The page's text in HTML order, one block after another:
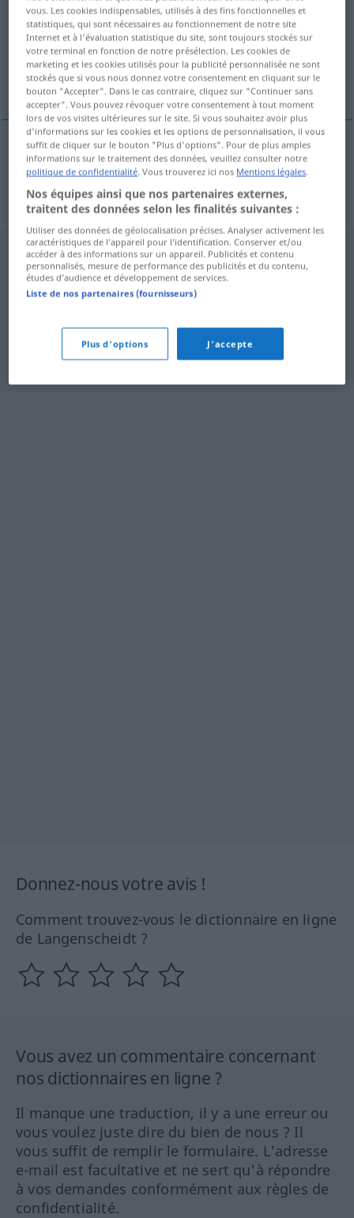
Vue d'ensemble de toutes les traductions
(Pour plus d'informations, cliquez sur/touchez la traduction)
Ironie
Ironief ironie
Donnez-nous votre avis !
Comment trouvez-vous le dictionnaire en ligne
de Langenscheidt ?
Vous avez un commentaire concernant
nos dictionnaires en ligne ?
Il manque une traduction, il y a une erreur ou
vous voulez juste dire du bien de nous ? Il
vous suffit de remplir le formulaire. L'adresse
e-mail est facultative et ne sert qu'à répondre
à vos demandes conformément aux règles de
confidentialité.
vous. Les cookies indispensables, utilisés à des fins fonctionnelles et
statistiques, qui sont nécessaires au fonctionnement de notre site
Internet et à l'évaluation statistique du site, sont toujours stockés sur
votre terminal en fonction de notre présélection. Les cookies de
marketing et les cookies utilisés pour la publicité personnalisée ne sont
stockés que si vous nous donnez votre consentement en cliquant sur le
bouton "Accepter". Dans le cas contraire, cliquez sur "Continuer sans
accepter". Vous pouvez révoquer votre consentement à tout moment
lors de vos visites ultérieures sur le site. Si vous souhaitez avoir plus
d'informations sur les cookies et les options de personnalisation, il vous
suffit de cliquer sur le bouton "Plus d'options". Pour de plus amples
informations sur le traitement des données, veuillez consulter notre
politique de confidentialité . Vous trouverez ici nos Mentions légales
Nos équipes ainsi que nos partenaires externes,
traitent des données selon les finalités suivantes :
Utiliser des données de géolocalisation précises. Analyser activement les
caractéristiques de l’appareil pour l’identification. Conserver et/ou
accéder à des informations sur un appareil. Publicités et contenu
personnalisés, mesure de performance des publicités et du contenu,
études d’audience et développement de services.
Liste de nos partenaires (fournisseurs)
Plus d'options J'accepte